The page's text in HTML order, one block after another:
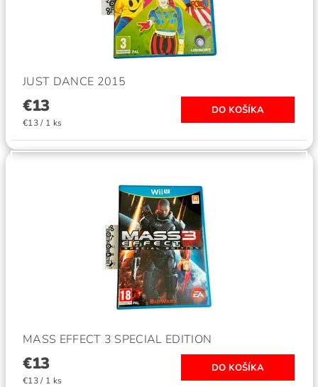
JUST DANCE 2015
€13
€13 / 1 ks
MASS EFFECT 3 SPECIAL EDITION
€13
€13 / 1 ks